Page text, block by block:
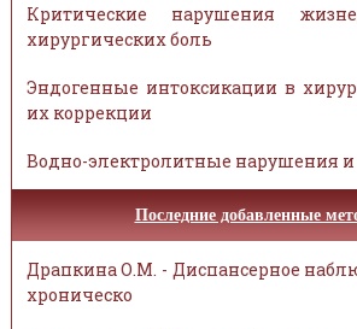
Критические нарушения
хирургических боль
Эндогенные интоксикации в
их коррекции
Водно-электролитные нарушения и
Последние добавленные
Драпкина О.М. - Диспансерное
хроническо